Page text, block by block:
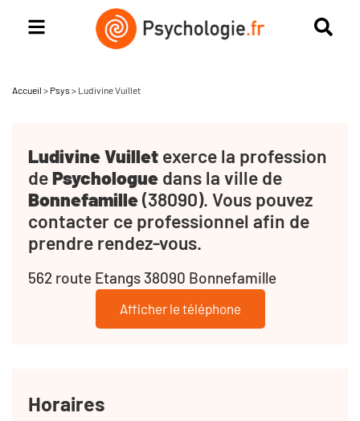
Accueil > Psys > Ludivine Vuillet
Ludivine Vuillet exerce la profession
dePsychologue dans la ville de
Bonnefamille(38090). Vous pouvez
contacter ce professionnel afin de
prendre rendez-vous.
562 route Etangs 38090 Bonnefamille
Afficher le téléphone
Horaires